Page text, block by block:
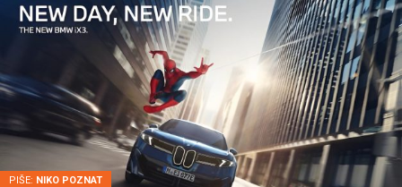
PIŠE: NIKO POZNAT